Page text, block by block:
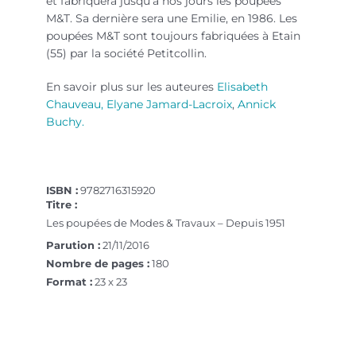
M&T. Sa dernière sera une Emilie, en 1986. Les
poupées M&T sont toujours fabriquées à Etain
(55) par la société Petitcollin.
En savoir plus sur les auteures Elisabeth
Chauveau, Elyane Jamard-Lacroix,Annick
Buchy.
ISBN :9782716315920
Titre :
Les poupées de Modes & Travaux – Depuis 1951
Parution :21/11/2016
Nombre de pages :180
Format :23 x 23